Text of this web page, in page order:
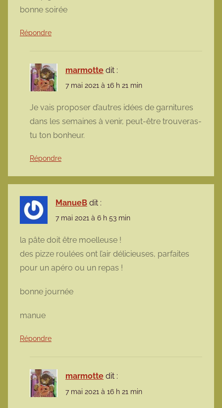
bonne soirée
Répondre
marmotte dit :
7 mai 2021 à 16 h 21 min
Je vais proposer d’autres idées de garnitures
dans les semaines à venir, peut-être trouveras-
tu ton bonheur.
Répondre
ManueB dit :
7 mai 2021 à 6 h 53 min
la pâte doit être moelleuse !
des pizze roulées ont l’air délicieuses, parfaites
pour un apéro ou un repas !
bonne journée
manue
Répondre
marmotte dit :
7 mai 2021 à 16 h 21 min